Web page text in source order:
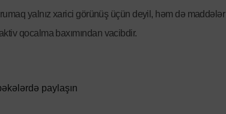
yalnız xarici görünüş üçün deyil, həm də maddələr
qocalma baxımından vacibdir.
paylaşın